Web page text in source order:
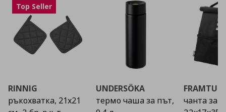
Top Seller
RINNIG
ръкохватка, 21x21
UNDERSÖKA
термо чаша за път,
чанта за